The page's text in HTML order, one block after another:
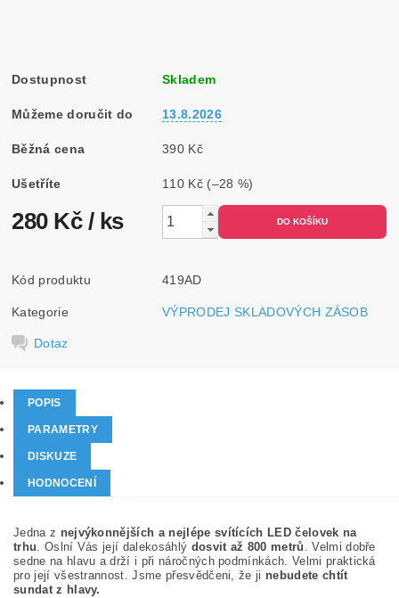
Dostupnost Skladem
Můžeme doručit do 13.8.2026
Běžná cena 390 Kč
Ušetříte 110 Kč (–28 %)
280 Kč / ks
Kód produktu 419AD
Kategorie VÝPRODEJ SKLADOVÝCH ZÁSOB
Dotaz
POPIS
PARAMETRY
DISKUZE
HODNOCENÍ
Jedna z nejvýkonnějších a nejlépe svítících LED čelovek na
trhu. Oslní Vás její dalekosáhlý dosvit až 800 metrů . Velmi dobře
sedne na hlavu a drží i při náročných podmínkách. Velmi praktická
pro její všestrannost. Jsme přesvědčeni, že ji nebudete chtít
sundat z hlavy.